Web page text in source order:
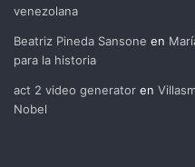
venezolana
Beatriz Pineda Sansone en
para la historia
act 2 video generator en
Nobel